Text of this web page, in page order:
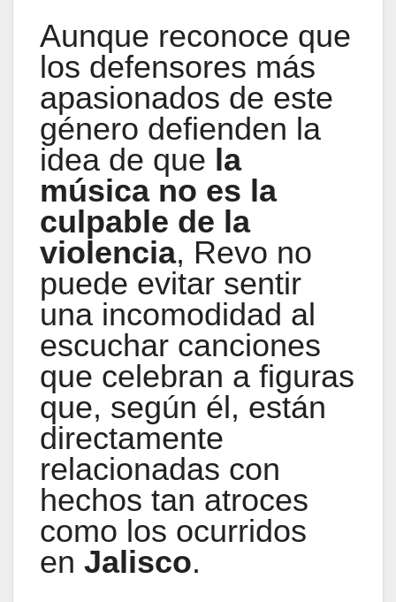
Aunque reconoce que
los defensores más
apasionados de este
género defienden la
idea de que la
música no es la
culpable de la
violencia, Revo no
puede evitar sentir
una incomodidad al
escuchar canciones
que celebran a figuras
que, según él, están
directamente
relacionadas con
hechos tan atroces
como los ocurridos
en Jalisco.